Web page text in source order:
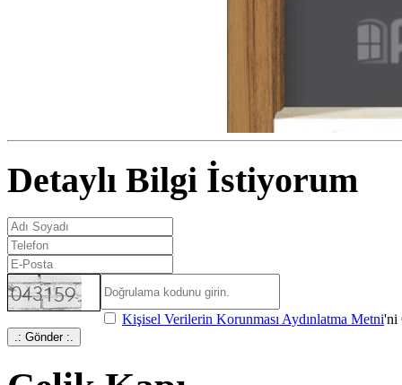
Detaylı Bilgi İstiyorum
Kişisel Verilerin Korunması Aydınlatma Metni'ni
.: Gönder :.